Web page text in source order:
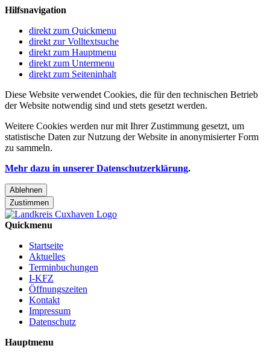
Hilfsnavigation
direkt zum Quickmenu
direkt zur Volltextsuche
direkt zum Hauptmenu
direkt zum Untermenu
direkt zum Seiteninhalt
Diese Website verwendet Cookies, die für den technischen Betrieb
der Website notwendig sind und stets gesetzt werden.
Weitere Cookies werden nur mit Ihrer Zustimmung gesetzt, um
statistische Daten zur Nutzung der Website in anonymisierter Form
zu sammeln.
Mehr dazu in unserer Datenschutzerklärung.
Ablehnen
Zustimmen
Quickmenu
Startseite
Aktuelles
Terminbuchungen
I-KFZ
Öffnungszeiten
Kontakt
Impressum
Datenschutz
Hauptmenu